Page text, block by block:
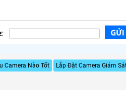
Camera Nào Tốt Lắp Đặt Camera Giám